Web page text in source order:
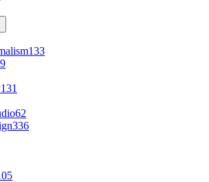
133
131
62
336